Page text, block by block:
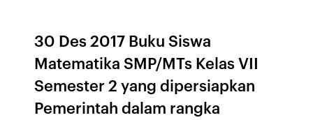
30 Des 2017 Buku Siswa
Matematika SMP/MTs Kelas VII
Semester 2 yang dipersiapkan
Pemerintah dalam rangka